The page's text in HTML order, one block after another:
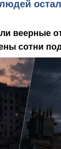
веерные
сотни